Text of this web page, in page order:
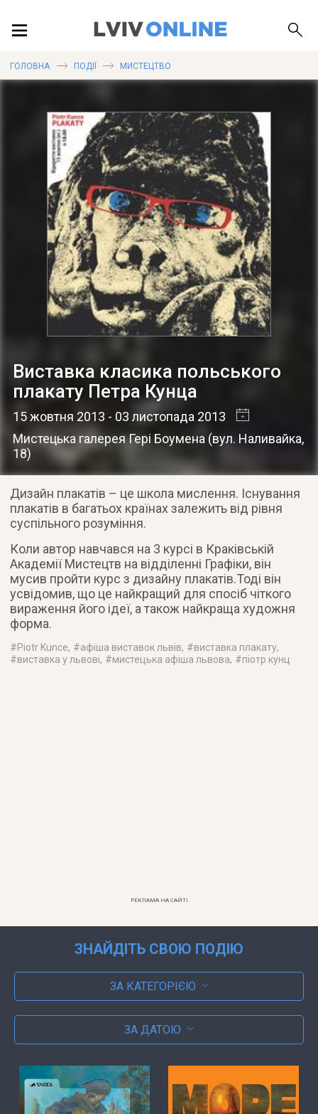
ПУБЛІКАЦІЇ
ДОВІДКА
ГОЛОВНА ПОДІЇ МИСТЕЦТВО
Виставка класика польського
плакату Петра Кунца
15 жовтня 2013 - 03 листопада 2013
Мистецька галерея Гері Боумена (вул. Наливайка,
18)
Дизайн плакатів – це школа мислення. Існування
плакатів в багатьох країнах залежить від рівня
суспільного розуміння.
Коли автор навчався на 3 курсі в Краківській
Академії Мистецтв на відділенні Графіки, він
мусив пройти курс з дизайну плакатів.Тоді він
усвідомив, що це найкращий для спосіб чіткого
вираження його ідеї, а також найкраща художня
форма.
#Piotr Kunce, #афіша виставок львів, #виставка плакату,
#виставка у львові, #мистецька афіша львова, #піотр кунц
РЕКЛАМА НА САЙТІ
ЗНАЙДІТЬ СВОЮ ПОДІЮ
ЗА КАТЕГОРІЄЮ
ЗА ДАТОЮ